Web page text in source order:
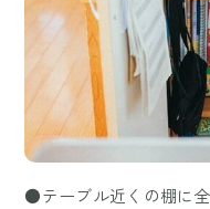
●テーブル近くの棚に